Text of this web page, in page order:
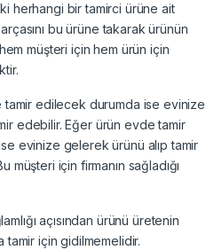
herhangi bir tamirci ürüne ait
bu ürüne takarak ürünün
müşteri için hem ürün için
edilecek durumda ise evinize
edebilir. Eğer ürün evde tamir
evinize gelerek ürünü alıp tamir
için firmanın sağladığı
açısından ürünü üretenin
tamir için gidilmemelidir.